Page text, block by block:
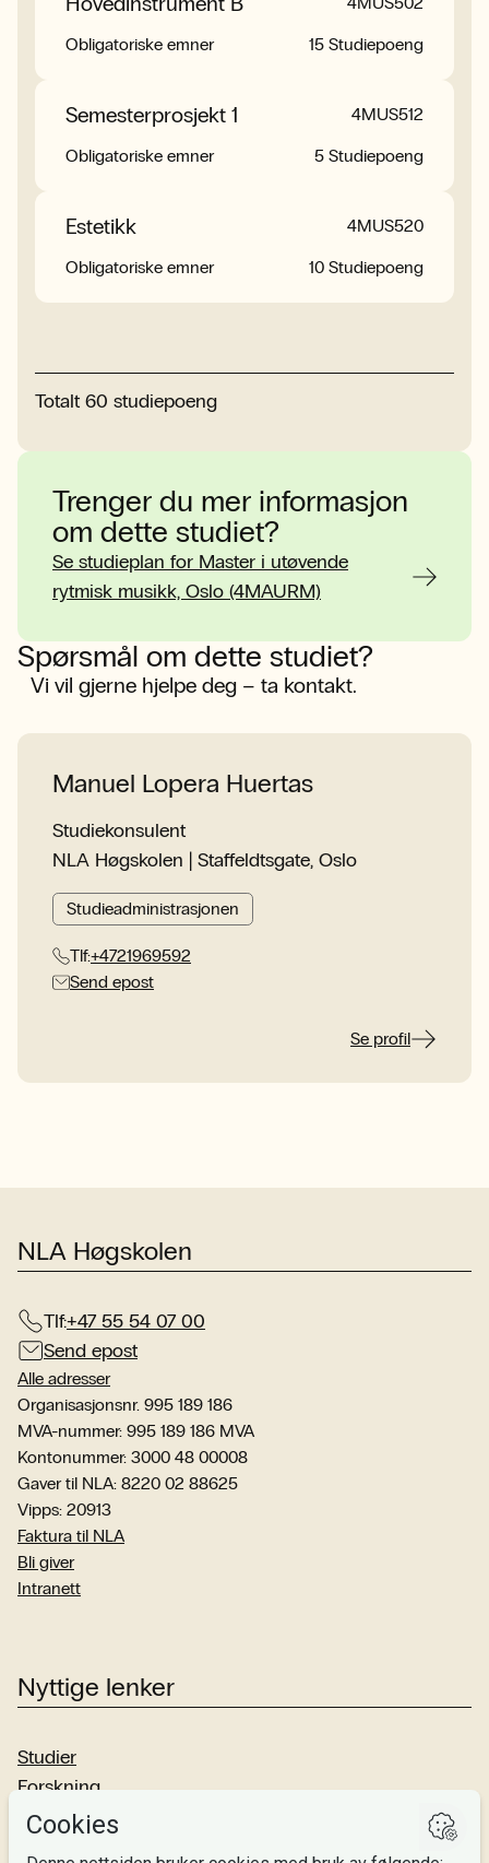
Obligatoriske emner
15 Studiepoeng
Semesterprosjekt 1
4MUS512
Obligatoriske emner
5 Studiepoeng
Estetikk
4MUS520
Obligatoriske emner
10 Studiepoeng
Totalt 60 studiepoeng
Masterprosjekt
30 Studiepoeng
Trenger du mer informasjon
om dette studiet?
Se studieplan for Master i utøvende
rytmisk musikk, Oslo (4MAURM)
Spørsmål om dette studiet?
Vi vil gjerne hjelpe deg – ta kontakt.
Manuel Lopera Huertas
Studiekonsulent
NLA Høgskolen | Staffeldtsgate, Oslo
Studieadministrasjonen
Tlf:+4721969592
Send epost
Se profil
NLA Høgskolen
Tlf:+47 55 54 07 00
Send epost
Alle adresser
Organisasjonsnr. 995 189 186
MVA-nummer: 995 189 186 MVA
Kontonummer: 3000 48 00008
Gaver til NLA: 8220 02 88625
Vipps: 20913
Faktura til NLA
Bli giver
Intranett
Nyttige lenker
Studier
Forskning
Om oss